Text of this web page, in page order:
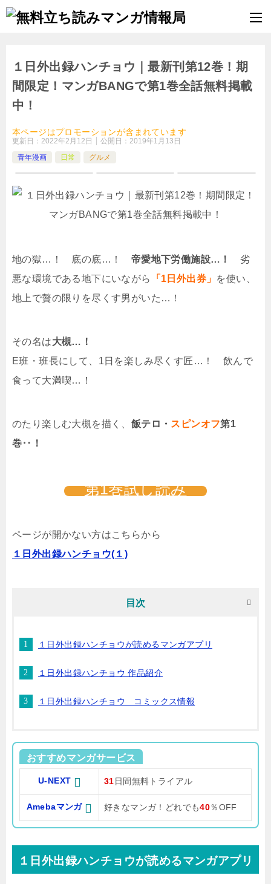
１日外出録ハンチョウ｜最新刊第12巻！期
間限定！マンガBANGで第1巻全話無料掲載
中！
本ページはプロモーションが含まれています
更新日： 2022年2月12日 公開日： 2019年1月13日
青年漫画
日常 グルメ
地の獄…！ 底の底…！ 帝愛地下労働施設…！
劣
悪な環境である地下にいながら
「1日外出券」 を使い、
地上で贅の限りを尽くす男がいた…！
その名は大槻…！
E班・班長にして、1日を楽しみ尽くす匠…！ 飲んで
食って大満喫…！
のたり楽しむ大槻を描く、 飯テロ・ スピンオフ第1
巻‥！
第1巻試し読み
ページが開かない方はこちらから
１日外出録ハンチョウ(１)
目次
１日外出録ハンチョウが読めるマンガアプリ
１日外出録ハンチョウ 作品紹介
１日外出録ハンチョウ コミックス情報
おすすめマンガサービス
U-NEXT 31 日間無料トライアル
Amebaマンガ 好きなマンガ！どれでも40％OFF
１日外出録ハンチョウが読めるマンガアプリ